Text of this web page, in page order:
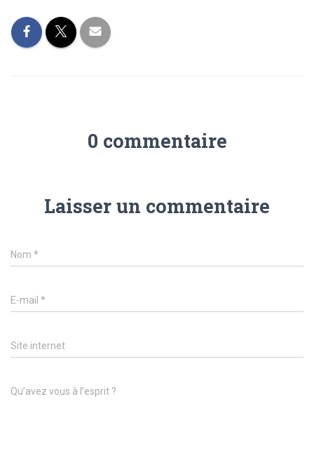
0 commentaire
Laisser un commentaire
Nom *
E-mail *
Site internet
Qu’avez vous à l’esprit ?